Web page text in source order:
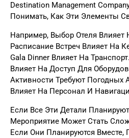
Destination Management
Понимать, Как Эти Элементы
Например, Выбор Отеля Влияет
Расписание Встреч Влияет На
Gala Dinner Влияет На
Влияет На Доступ Для
Активности Требуют Погодных
Влияет На Персонал И
Если Все Эти Детали
Мероприятие Может Стать
Если Они Планируются Вместе,